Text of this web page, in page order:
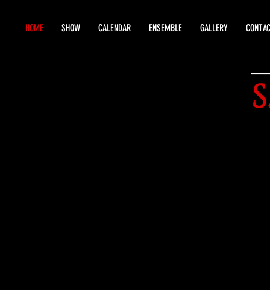
HOME SHOW CALENDAR ENSEMBLE GALLERY